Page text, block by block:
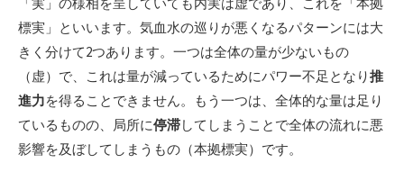
標実」といいます。気血水の巡りが悪くなるパターンには大
きく分けて2つあります。一つは全体の量が少ないもの
（虚）で、これは量が減っているためにパワー不足となり推
進力を得ることできません。もう一つは、全体的な量は足り
ているものの、局所に停滞してしまうことで全体の流れに悪
影響を及ぼしてしまうもの（本拠標実）です。